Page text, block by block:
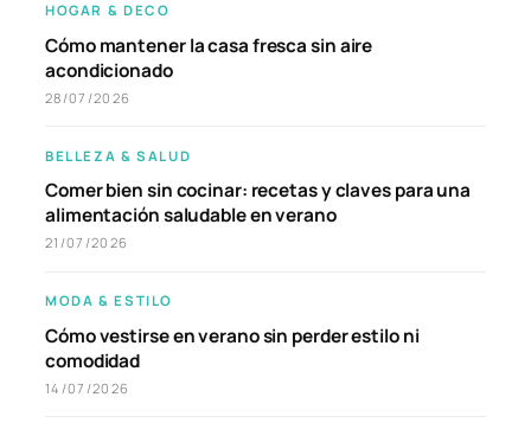
HOGAR & DECO
Cómo mantener la casa fresca sin aire
acondicionado
28/07/2026
BELLEZA & SALUD
Comer bien sin cocinar: recetas y claves para una
alimentación saludable en verano
21/07/2026
MODA & ESTILO
Cómo vestirse en verano sin perder estilo ni
comodidad
14/07/2026